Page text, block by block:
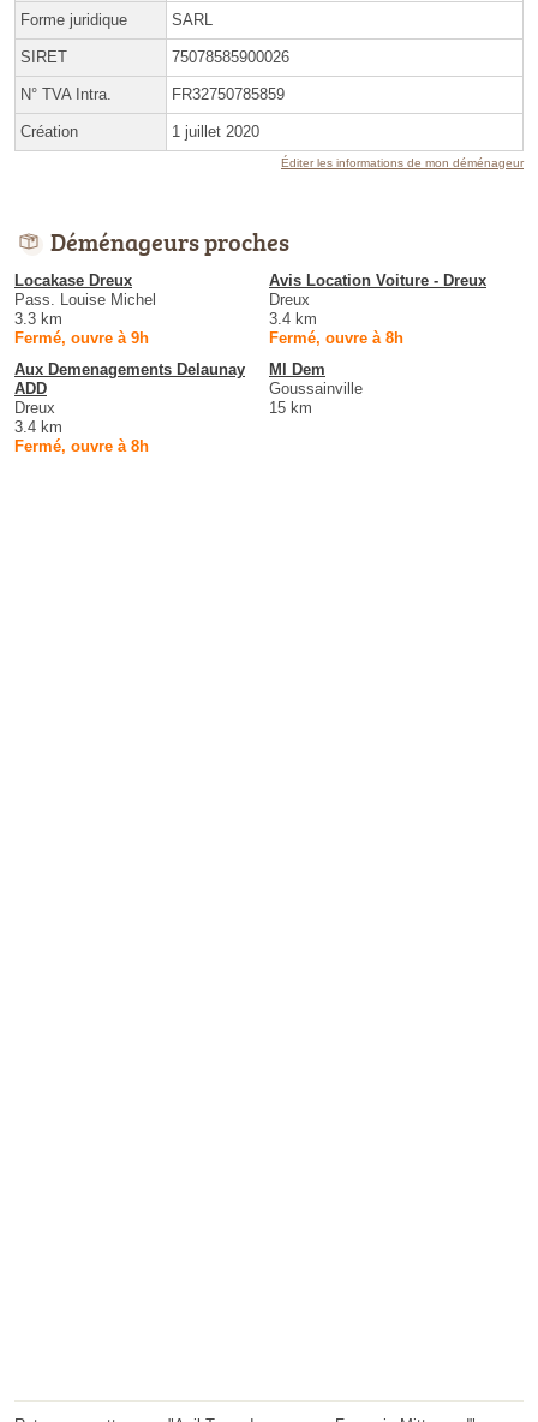
Forme juridique SARL
SIRET 75078585900026
N° TVA Intra. FR32750785859
Création 1 juillet 2020
Éditer les informations de mon déménageur
Déménageurs proches
Locakase Dreux
Pass. Louise Michel
3.3 km
Fermé, ouvre à 9h
Avis Location Voiture - Dreux
Dreux
3.4 km
Fermé, ouvre à 8h
Aux Demenagements Delaunay
ADD
Dreux
3.4 km
Fermé, ouvre à 8h
Ml Dem
Goussainville
15 km